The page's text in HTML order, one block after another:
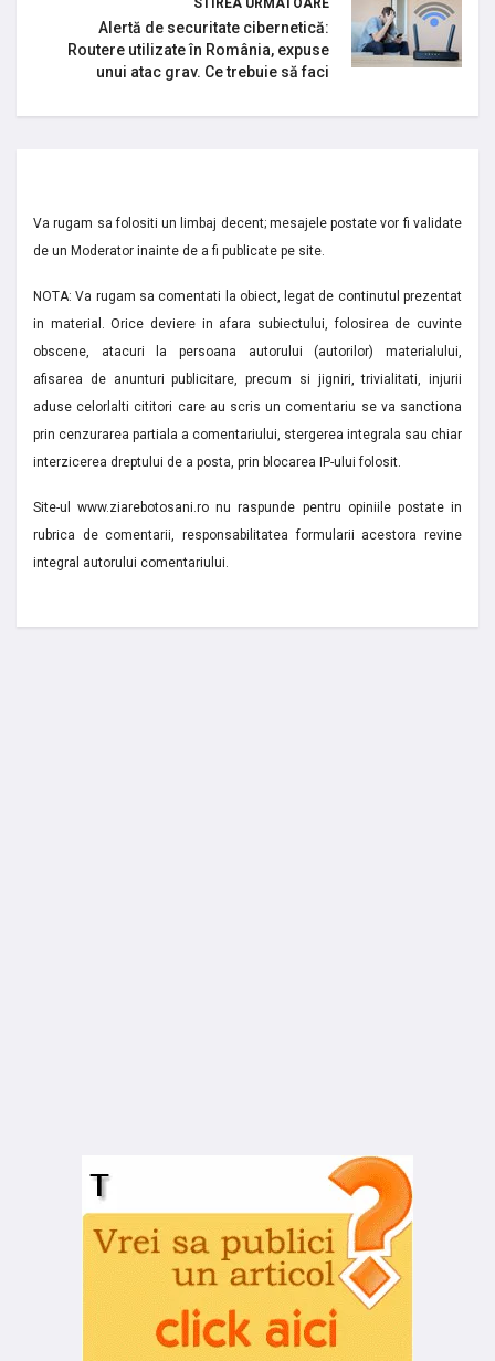
STIREA URMATOARE
Alertă de securitate cibernetică:
Routere utilizate în România, expuse
unui atac grav. Ce trebuie să faci
Va rugam sa folositi un limbaj decent; mesajele postate vor fi validate
de un Moderator inainte de a fi publicate pe site.
NOTA: Va rugam sa comentati la obiect, legat de continutul prezentat
in material. Orice deviere in afara subiectului, folosirea de cuvinte
obscene, atacuri la persoana autorului (autorilor) materialului,
afisarea de anunturi publicitare, precum si jigniri, trivialitati, injurii
aduse celorlalti cititori care au scris un comentariu se va sanctiona
prin cenzurarea partiala a comentariului, stergerea integrala sau chiar
interzicerea dreptului de a posta, prin blocarea IP-ului folosit.
Site-ul www.ziarebotosani.ro nu raspunde pentru opiniile postate in
rubrica de comentarii, responsabilitatea formularii acestora revine
integral autorului comentariului.